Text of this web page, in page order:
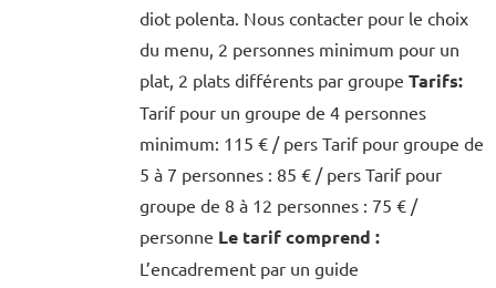
diot polenta. Nous contacter pour le choix
du menu, 2 personnes minimum pour un
plat, 2 plats différents par groupe Tarifs:
Tarif pour un groupe de 4 personnes
minimum: 115 € / pers Tarif pour groupe de
5 à 7 personnes : 85 € / pers Tarif pour
groupe de 8 à 12 personnes : 75 € /
personne Le tarif comprend :
L’encadrement par un guide